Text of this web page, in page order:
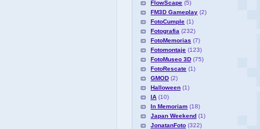
FlowScape (5)
FM3D Gameplay (2)
FotoCumple (1)
Fotografia (232)
FotoMemorias (7)
Fotomontaje (123)
FotoMuseo 3D (75)
FotoRescate (1)
GMOD (2)
Halloween (1)
IA (10)
In Memoriam (18)
Japan Weekend (1)
JonatanFoto (322)